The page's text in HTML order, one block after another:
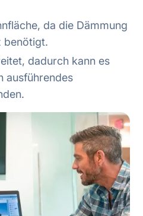
da die Dämmung
benötigt.
dadurch kann es
ausführendes